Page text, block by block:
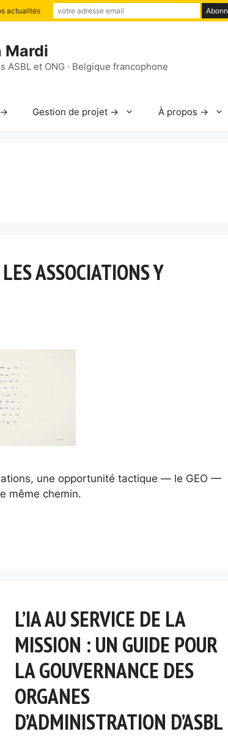
Mardi
ASBL et ONG · Belgique francophone
Gestion de projet → À propos →
ASSOCIATIONS Y
une opportunité tactique — le GEO —
même chemin.
L’IA AU SERVICE DE LA
MISSION : UN GUIDE POUR
LA GOUVERNANCE DES
ORGANES
D’ADMINISTRATION D’ASBL
actualités